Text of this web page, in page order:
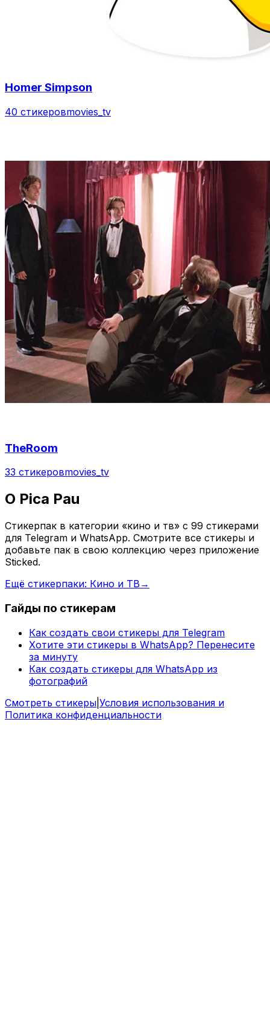
Homer Simpson
40 стикеровmovies_tv
TheRoom
33 стикеровmovies_tv
O Pica Pau
Стикерпак в категории «кино и тв» с 99 стикерами
для Telegram и WhatsApp. Смотрите все стикеры и
добавьте пак в свою коллекцию через приложение
Sticked.
Ещё стикерпаки: Кино и ТВ →
Гайды по стикерам
Как создать свои стикеры для Telegram
Хотите эти стикеры в WhatsApp? Перенесите
за минуту
Как создать стикеры для WhatsApp из
фотографий
Смотреть стикеры Условия использования и
Политика конфиденциальности